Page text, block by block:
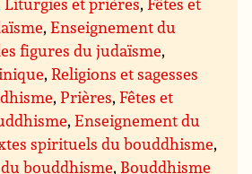
,Enseignement du
figures du judaïsme,
,Religions et sagesses
,Prières,Fêtes et
,Enseignement du
spirituels du bouddhisme,
bouddhisme, Bouddhisme